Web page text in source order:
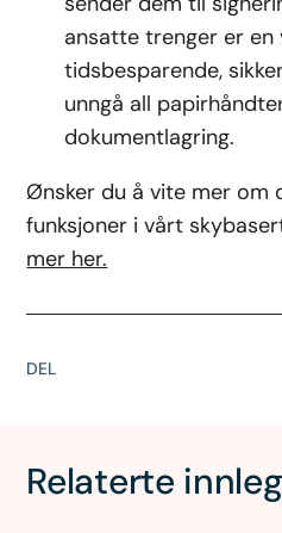
ansatte trenger er en
tidsbesparende,
unngå all
dokumentlagring.
Ønsker du å vite mer om
funksjoner i vårt
mer her.
DEL
Relaterte